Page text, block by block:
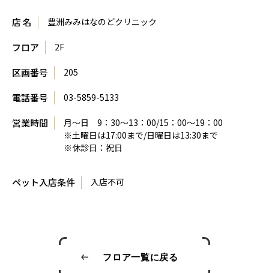
店 名 豊洲みみはなのどクリニック
フロア 2F
区画番号 205
電話番号 03-5859-5133
営業時間
月～日 9：30～13：00/15：00～19：00
※土曜日は17:00まで/日曜日は13:30まで
※休診日：祝日
ペット入店条件 入店不可
フロア一覧に戻る